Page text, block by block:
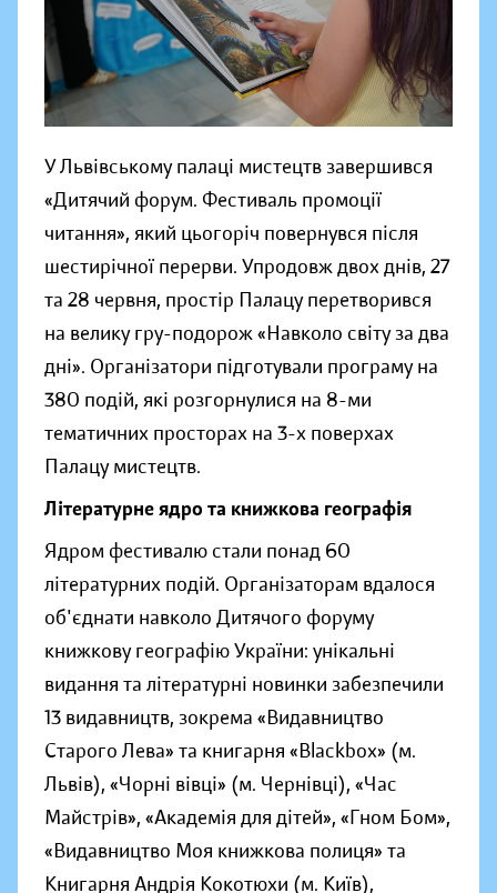
У Львівському палаці мистецтв завершився
«Дитячий форум. Фестиваль промоції
читання», який цьогоріч повернувся після
шестирічної перерви. Упродовж двох днів, 27
та 28 червня, простір Палацу перетворився
на велику гру-подорож «Навколо світу за два
дні». Організатори підготували програму на
380 подій, які розгорнулися на 8-ми
тематичних просторах на 3-х поверхах
Палацу мистецтв.
Літературне ядро та книжкова географія
Ядром фестивалю стали понад 60
літературних подій. Організаторам вдалося
об'єднати навколо Дитячого форуму
книжкову географію України: унікальні
видання та літературні новинки забезпечили
13 видавництв, зокрема «Видавництво
Старого Лева» та книгарня «Blackbox» (м.
Львів), «Чорні вівці» (м. Чернівці), «Час
Майстрів», «Академія для дітей», «Гном Бом»,
«Видавництво Моя книжкова полиця» та
Книгарня Андрія Кокотюхи (м. Київ),